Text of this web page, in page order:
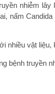
nhiễm
nấm
nhiều vật liệu,
bệnh truyền